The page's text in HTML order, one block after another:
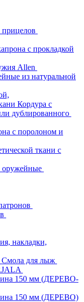
с прокладкой
Allen
из натуральной
Кордура с
дублированного
с поролоном и
ткани с
оружейные
накладки,
Смола для лыж
150 мм (ДЕРЕВО-
150 мм (ДЕРЕВО)